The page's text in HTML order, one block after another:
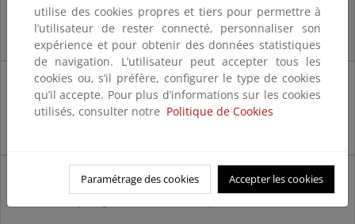
El comercio utiliza los mismos contenedores y logística de recogida que
usa el ciudadano.
Costes bajos
Supone que el servicio domiciliario pueda absorber estos flujos
Zonas con baja densidad de actividad económica
Actividades con poca generación de residuos (similares a los de los domicilios)
utilise des cookies propres et tiers pour permettre à
l’utilisateur de rester connecté, personnaliser son
expérience et pour obtenir des données statistiques
de navigation. L’utilisateur peut accepter tous les
cookies ou, s’il préfère, configurer le type de cookies
qu’il accepte. Pour plus d’informations sur les cookies
utilisés, consulter notre Politique de Cookies
Paramétrage des cookies Accepter les cookies